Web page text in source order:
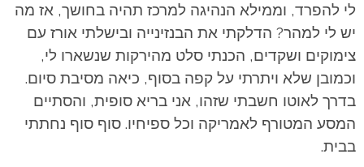
לי להפרד, וממילא הנהיגה למרכז תהיה בחושך, אז מה
יש לי למהר? הדלקתי את הבנזינייה ובישלתי אורז עם
צימוקים ושקדים, הכנתי סלט מהירקות שנשארו לי,
וכמובן שלא ויתרתי על קפה בסוף, כיאה מסיבת סיום.
בדרך לאוטו חשבתי שזהו, אני בריא סופית, והסתיים
המסע המטורף לאמריקה וכל ספיחיו. סוף סוף נחתתי
בבית.